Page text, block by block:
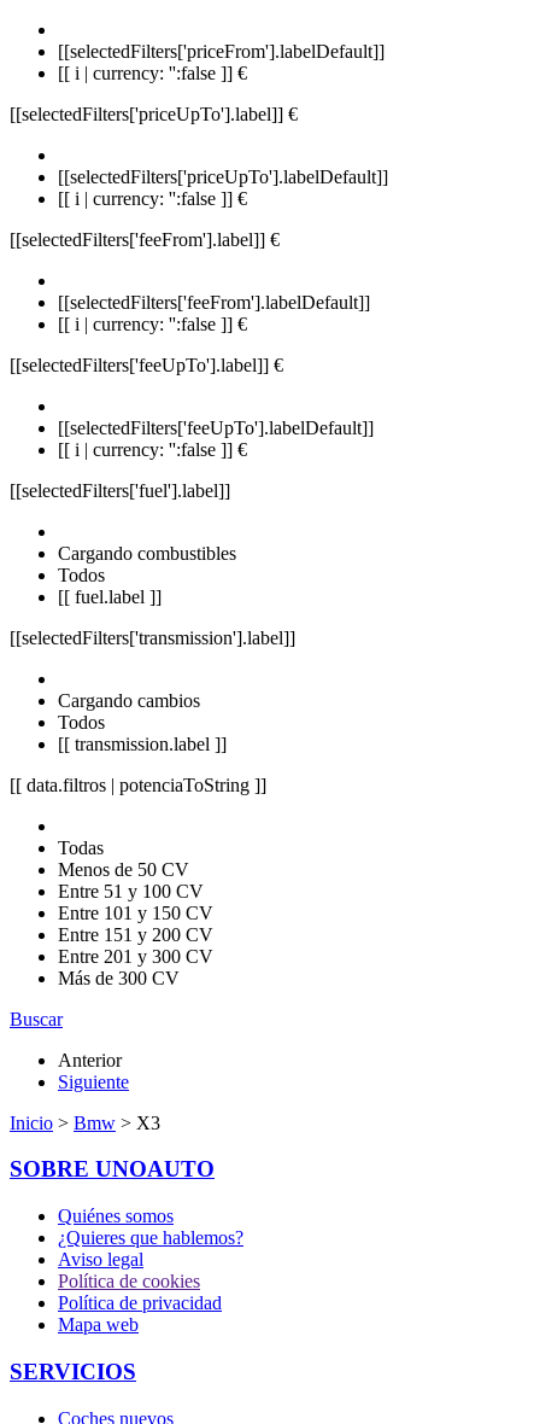
[[selectedFilters['priceFrom'].labelDefault]]
[[ i | currency: '':false ]] €
[[selectedFilters['priceUpTo'].label]] €
[[selectedFilters['priceUpTo'].labelDefault]]
[[ i | currency: '':false ]] €
[[selectedFilters['feeFrom'].label]] €
[[selectedFilters['feeFrom'].labelDefault]]
[[ i | currency: '':false ]] €
[[selectedFilters['feeUpTo'].label]] €
[[selectedFilters['feeUpTo'].labelDefault]]
[[ i | currency: '':false ]] €
[[selectedFilters['fuel'].label]]
Cargando combustibles
Todos
[[ fuel.label ]]
[[selectedFilters['transmission'].label]]
Cargando cambios
Todos
[[ transmission.label ]]
[[ data.filtros | potenciaToString ]]
Todas
Menos de 50 CV
Entre 51 y 100 CV
Entre 101 y 150 CV
Entre 151 y 200 CV
Entre 201 y 300 CV
Más de 300 CV
Buscar
Anterior
Siguiente
Inicio > Bmw > X3
SOBRE UNOAUTO
Quiénes somos
¿Quieres que hablemos?
Aviso legal
Política de cookies
Política de privacidad
Mapa web
SERVICIOS
Coches nuevos